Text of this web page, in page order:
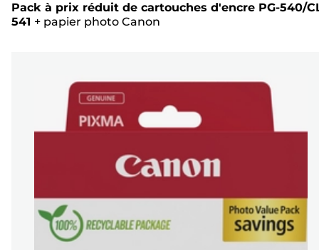
Pack à prix réduit de cartouches d'encre PG-540/
541 + papier photo Canon